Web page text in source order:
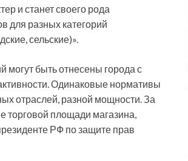
и станет своего рода
для разных категорий
сельские)».
могут быть отнесены города с
Одинаковые нормативы
отраслей, разной мощности. За
торговой площади магазина,
РФ по защите прав